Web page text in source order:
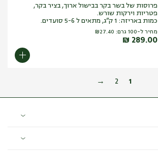
פרוסות של בשר בקר בבישול ארוך, בציר בקר,
פטריות וירקות שורש.
כמות באריזה: 1 ק”ג, מתאים ל 5-6 סועדים.
מחיר ל-100 גרם: ₪27.40
₪ 289.00
1
2
→